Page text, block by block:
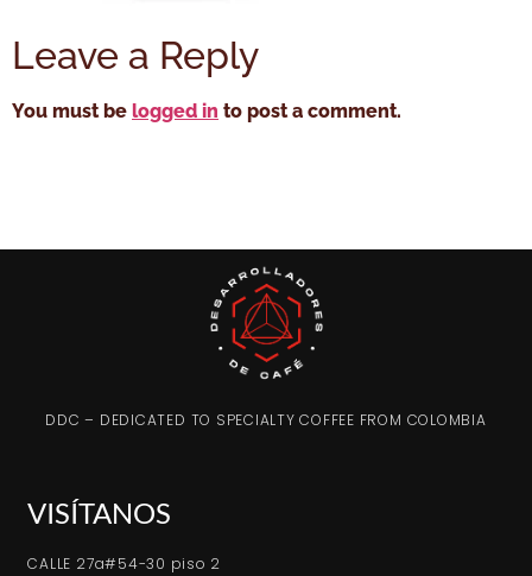
Leave a Reply
You must be logged in to post a comment.
DDC – DEDICATED TO SPECIALTY COFFEE FROM COLOMBIA
VISÍTANOS
CALLE 27a#54-30 piso 2